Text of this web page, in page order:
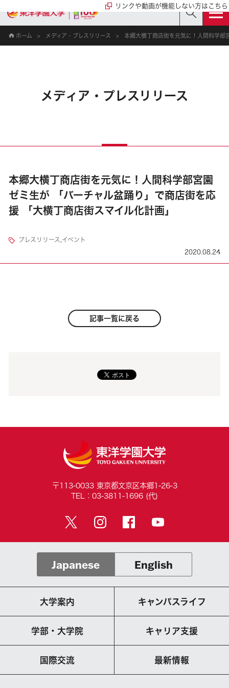
ホーム メディア・プレスリリース 本郷大横丁商店街を元気に！人間科学部
メディア・プレスリリース
リンクや動画が機能しない方はこちら
本郷大横丁商店街を元気に！人間科学部宮園
ゼミ生が 「バーチャル盆踊り」で商店街を応
援 「大横丁商店街スマイル化計画」
プレスリリース イベント
2020.08.24
記事一覧に戻る
〒113-0033 東京都文京区本郷1-26-3
TEL：03-3811-1696 (代)
Japanese English
大学案内 キャンパスライフ
学部・大学院 キャリア支援
国際交流 最新情報